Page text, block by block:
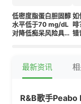
低密度脂蛋白胆固醇
水平低于70 mg/dL
对降低痴呆风险具有
如
啡
错
最新资讯
R&B歌手Peabo